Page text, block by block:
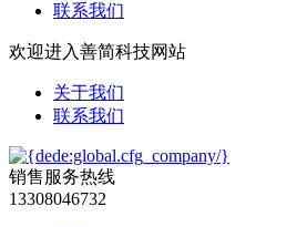
联系我们
欢迎进入善简科技网站
关于我们
联系我们
销售服务热线
13308046732